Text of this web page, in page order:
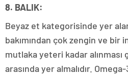
8. BALIK:
Beyaz et kategorisinde yer
bakımından çok zengin ve bir
mutlaka yeteri kadar
arasında yer almalıdır.